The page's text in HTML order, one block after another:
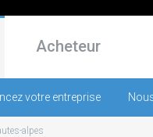
Acheteur
votre entreprise
alpes